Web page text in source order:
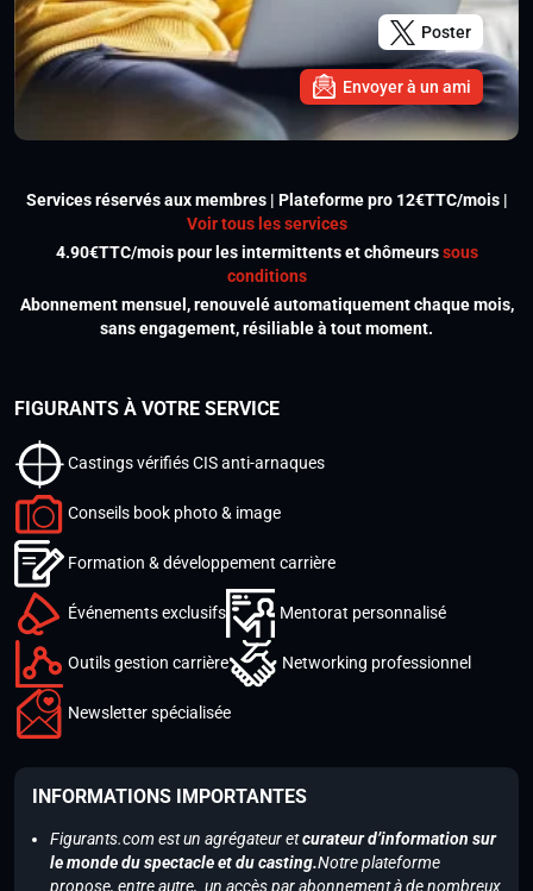
Poster
Envoyer à un ami
Services réservés aux membres | Plateforme pro 12€TTC/mois |
Voir tous les services
4.90€TTC/mois pour les intermittents et chômeurssous
conditions
Abonnement mensuel, renouvelé automatiquement chaque mois,
sans engagement, résiliable à tout moment.
FIGURANTS À VOTRE SERVICE
Castings vérifiés CIS anti-arnaques
Conseils book photo & image
Formation & développement carrière
Événements exclusifs Mentorat personnalisé
Outils gestion carrière Networking professionnel
Newsletter spécialisée
INFORMATIONS IMPORTANTES
Figurants.com est un agrégateur etcurateur d’information sur
le monde du spectacle et du casting.Notre plateforme
propose, entre autre, un accès par abonnement à de nombreux